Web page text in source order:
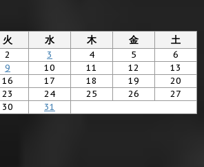
火 水 木 金 土
2 3 4 5
6
9 10 11 12
13
16 17 18 19
20
23 24 25 26
27
30 31